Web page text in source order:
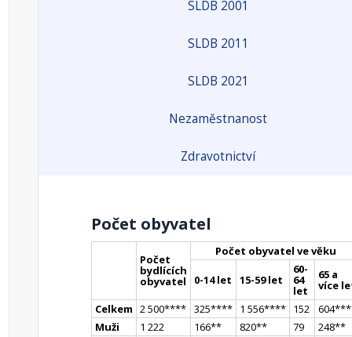
SLDB 2001
SLDB 2011
SLDB 2021
Nezaměstnanost
Zdravotnictví
Počet obyvatel
Počet
bydlících
obyvatel
Počet obyvatel ve věku
0-14 let 15-59 let
60-
64
let
65 a
více
Celkem 2 500**** 325**** 1 556**** 152 604**
Muži
1 222 166** 820** 79 248**